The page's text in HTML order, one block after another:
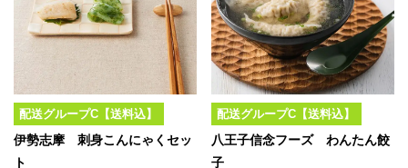
配送グループC【送料込】
伊勢志摩 刺身こんにゃくセッ
ト
配送グループC【送料込】
八王子信念フーズ わんたん餃
子